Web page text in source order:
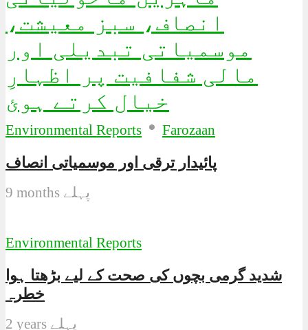
Environmental Reports • Farozaan
پائیدار ترقی اور موسمیاتی انصاف
9 months پہلے
Environmental Reports
شدید گرمی بچوں کی صحت کے لیے بڑھتا ہوا
خطرہ
2 years پہلے